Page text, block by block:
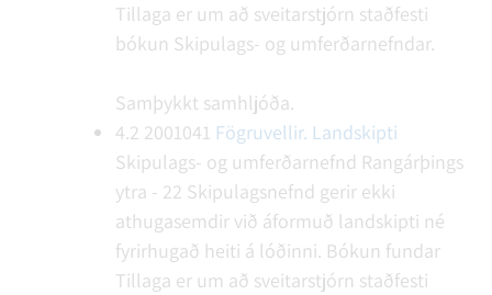
Tillaga er um að sveitarstjórn staðfesti
bókun Skipulags- og umferðarnefndar.
Samþykkt samhljóða.
4.2 2001041 Fögruvellir. Landskipti
Skipulags- og umferðarnefnd Rangárþings
ytra - 22 Skipulagsnefnd gerir ekki
athugasemdir við áformuð landskipti né
fyrirhugað heiti á lóðinni. Bókun fundar
Tillaga er um að sveitarstjórn staðfesti